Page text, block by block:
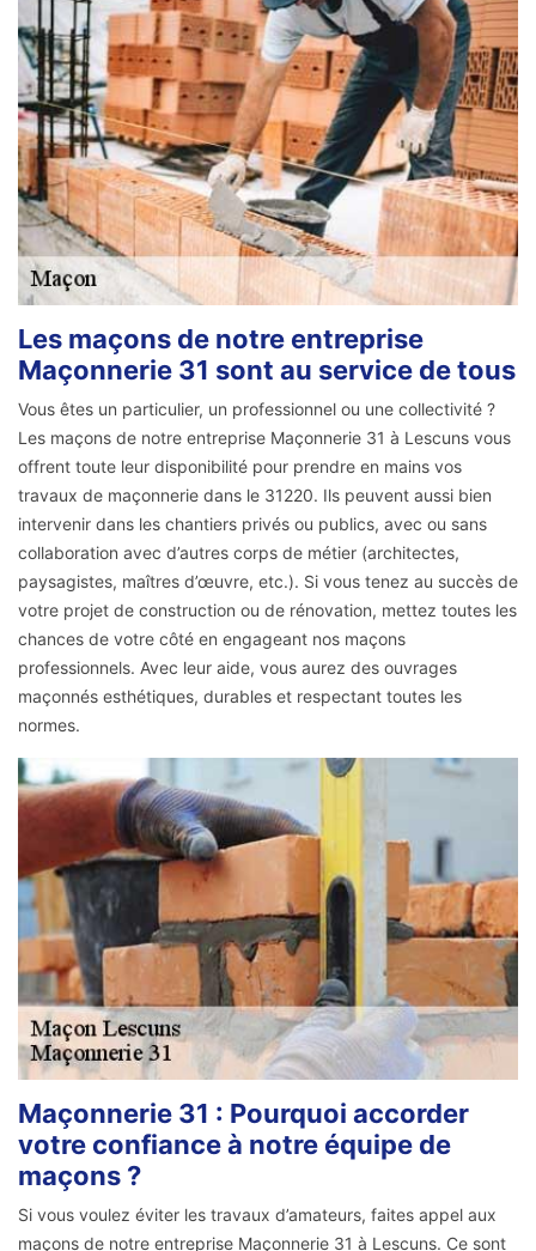
Les maçons de notre entreprise
Maçonnerie 31 sont au service de tous
Vous êtes un particulier, un professionnel ou une collectivité ?
Les maçons de notre entreprise Maçonnerie 31 à Lescuns vous
offrent toute leur disponibilité pour prendre en mains vos
travaux de maçonnerie dans le 31220. Ils peuvent aussi bien
intervenir dans les chantiers privés ou publics, avec ou sans
collaboration avec d’autres corps de métier (architectes,
paysagistes, maîtres d’œuvre, etc.). Si vous tenez au succès de
votre projet de construction ou de rénovation, mettez toutes les
chances de votre côté en engageant nos maçons
professionnels. Avec leur aide, vous aurez des ouvrages
maçonnés esthétiques, durables et respectant toutes les
normes.
Maçonnerie 31 : Pourquoi accorder
votre confiance à notre équipe de
maçons ?
Si vous voulez éviter les travaux d’amateurs, faites appel aux
maçons de notre entreprise Maçonnerie 31 à Lescuns. Ce sont